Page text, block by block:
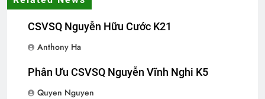
CSVSQ Nguyễn Hữu Cước K21
Anthony Ha
Phân Ưu CSVSQ Nguyễn Vĩnh Nghi K5
Quyen Nguyen